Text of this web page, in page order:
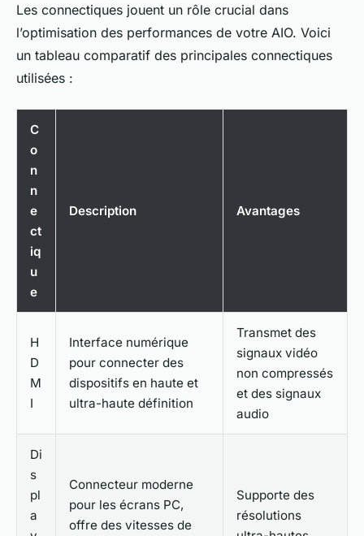
Les connectiques jouent un rôle crucial dans
l’optimisation des performances de votre AIO. Voici
un tableau comparatif des principales connectiques
utilisées :
C
o
n
n
e
ct
iq
u
e
Description Avantages
H
D
M
I
Interface numérique
pour connecter des
dispositifs en haute et
ultra-haute définition
Transmet des
signaux vidéo
non compressés
et des signaux
audio
Di
s
pl
a
Connecteur moderne
pour les écrans PC,
offre des vitesses de
Supporte des
résolutions